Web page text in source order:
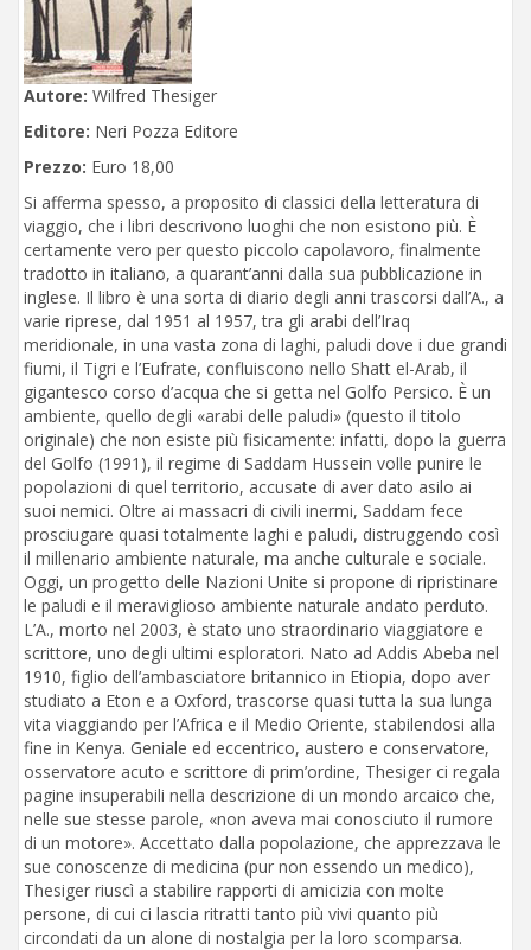
Autore: Wilfred Thesiger
Editore: Neri Pozza Editore
Prezzo: Euro 18,00
Si afferma spesso, a proposito di classici della letteratura di
viaggio, che i libri descrivono luoghi che non esistono più. È
certamente vero per questo piccolo capolavoro, finalmente
tradotto in italiano, a quarant’anni dalla sua pubblicazione in
inglese. Il libro è una sorta di diario degli anni trascorsi dall’A., a
varie riprese, dal 1951 al 1957, tra gli arabi dell’Iraq
meridionale, in una vasta zona di laghi, paludi dove i due grandi
fiumi, il Tigri e l’Eufrate, confluiscono nello Shatt el-Arab, il
gigantesco corso d’acqua che si getta nel Golfo Persico. È un
ambiente, quello degli «arabi delle paludi» (questo il titolo
originale) che non esiste più fisicamente: infatti, dopo la guerra
del Golfo (1991), il regime di Saddam Hussein volle punire le
popolazioni di quel territorio, accusate di aver dato asilo ai
suoi nemici. Oltre ai massacri di civili inermi, Saddam fece
prosciugare quasi totalmente laghi e paludi, distruggendo così
il millenario ambiente naturale, ma anche culturale e sociale.
Oggi, un progetto delle Nazioni Unite si propone di ripristinare
le paludi e il meraviglioso ambiente naturale andato perduto.
L’A., morto nel 2003, è stato uno straordinario viaggiatore e
scrittore, uno degli ultimi esploratori. Nato ad Addis Abeba nel
1910, figlio dell’ambasciatore britannico in Etiopia, dopo aver
studiato a Eton e a Oxford, trascorse quasi tutta la sua lunga
vita viaggiando per l’Africa e il Medio Oriente, stabilendosi alla
fine in Kenya. Geniale ed eccentrico, austero e conservatore,
osservatore acuto e scrittore di prim’ordine, Thesiger ci regala
pagine insuperabili nella descrizione di un mondo arcaico che,
nelle sue stesse parole, «non aveva mai conosciuto il rumore
di un motore». Accettato dalla popolazione, che apprezzava le
sue conoscenze di medicina (pur non essendo un medico),
Thesiger riuscì a stabilire rapporti di amicizia con molte
persone, di cui ci lascia ritratti tanto più vivi quanto più
circondati da un alone di nostalgia per la loro scomparsa.